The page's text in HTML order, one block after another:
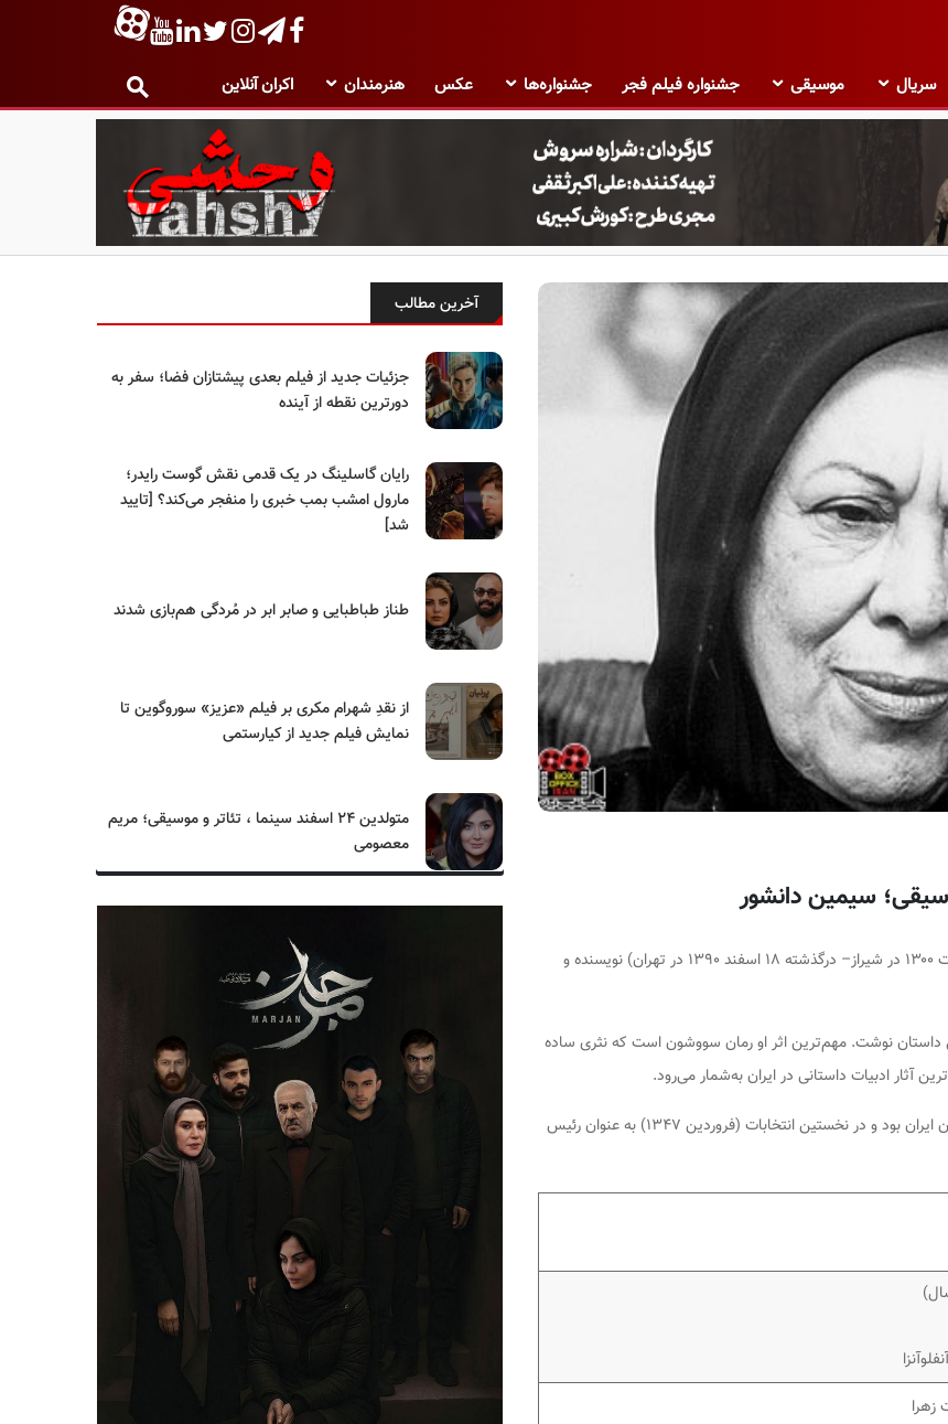
سریال موسیقی جشنواره فیلم فجر جشنواره‌ها عکس هنرمندان اکران آنلاین
سیمین دانشور (زاده ۸ اردیبهشت ۱۳۰۰ در شیراز– درگذشته ۱۸ اسفند ۱۳۹۰ در تهران) نویسنده و
نوشت. مهم‌ترین اثر او رمان سووشوناست که نثری ساده
آثار ادبیات داستانی در ایران به‌شمار می‌رود.
دانشور، همراهِ همسرش جلال آل احمد، عضو کانون نویسندگان ایران بود و در نخستین انتخابات (فروردین ۱۳۴۷) به عنوان رئیس
آخرین مطالب
جزئیات جدید از فیلم بعدی پیشتازان فضا؛ سفر به
دورترین نقطه از آینده
رایان گاسلینگ در یک قدمی نقش گوست رایدر؛
مارول امشب بمب خبری را منفجر می‌کند؟ [تایید
شد]
طناز طباطبایی و صابر ابر در مُردگی هم‌بازی شدند
از نقدِ شهرام مکری بر فیلم «عزیز» سوروگوین تا
نمایش فیلم جدید از کیارستمی
متولدین ۲۴ اسفند سینما ، تئاتر و موسیقی؛ مریم
معصومی